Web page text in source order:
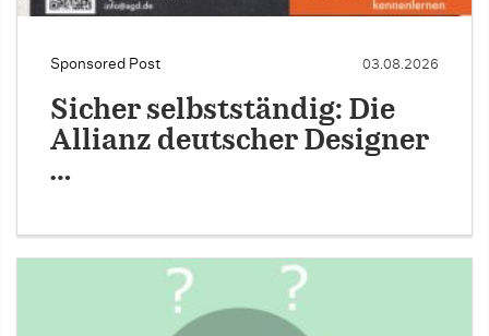
Sponsored Post 03.08.2026
Sicher selbstständig: Die
Allianz deutscher Designer
…